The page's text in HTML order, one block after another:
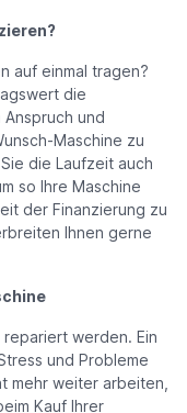
auf einmal tragen?
die
und
Maschine zu
die Laufzeit auch
so Ihre Maschine
der Finanzierung zu
Ihnen gerne
repariert werden. Ein
und Probleme
mehr weiter arbeiten,
Kauf Ihrer